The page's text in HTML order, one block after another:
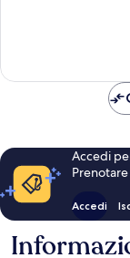
Accedi
Accedi